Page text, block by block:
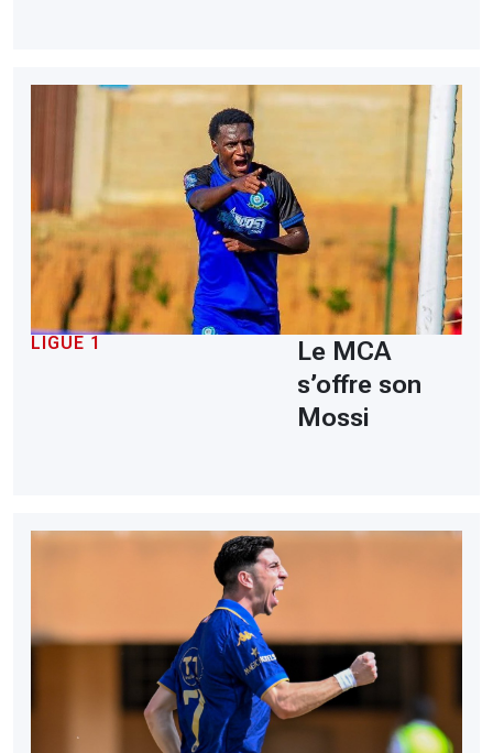
LIGUE 1
Le MCA
s’offre son
Mossi